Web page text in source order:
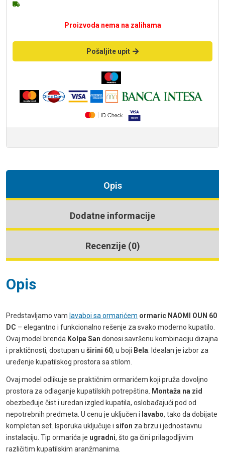
Proizvoda nema na zalihama
Pošaljite upit
Opis
Dodatne informacije
Recenzije (0)
Opis
Predstavljamo vam lavaboi sa ormarićem ormaric NAOMI OUN 60
DC – elegantno i funkcionalno rešenje za svako moderno kupatilo.
Ovaj model brenda Kolpa San donosi savršenu kombinaciju dizajna
i praktičnosti, dostupan u širini 60, u boji Bela. Idealan je izbor za
uređenje kupatilskog prostora sa stilom.
Ovaj model odlikuje se praktičnim ormarićem koji pruža dovoljno
prostora za odlaganje kupatilskih potrepština. Montaža na zid
obezbeđuje čist i uredan izgled kupatila, oslobađajući pod od
nepotrebnih predmeta. U cenu je uključen i lavabo, tako da dobijate
kompletan set. Isporuka uključuje i sifon za brzu i jednostavnu
instalaciju. Tip ormarića je ugradni, što ga čini prilagodljivim
različitim kupatilskim aranžmanima.